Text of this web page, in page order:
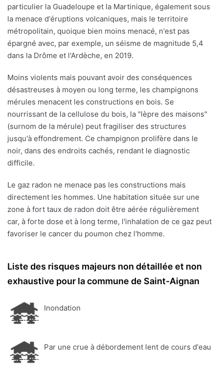
particulier la Guadeloupe et la Martinique, également sous
la menace d'éruptions volcaniques, mais le territoire
métropolitain, quoique bien moins menacé, n'est pas
épargné avec, par exemple, un séisme de magnitude 5,4
dans la Drôme et l'Ardèche, en 2019.
Moins violents mais pouvant avoir des conséquences
désastreuses à moyen ou long terme, les champignons
mérules menacent les constructions en bois. Se
nourrissant de la cellulose du bois, la "lèpre des maisons"
(surnom de la mérule) peut fragiliser des structures
jusqu'à effondrement. Ce champignon prolifère dans le
noir, dans des endroits cachés, rendant le diagnostic
difficile.
Le gaz radon ne menace pas les constructions mais
directement les hommes. Une habitation située sur une
zone à fort taux de radon doit être aérée régulièrement
car, à forte dose et à long terme, l'inhalation de ce gaz peut
favoriser le cancer du poumon chez l'homme.
Liste des risques majeurs non détaillée et non
exhaustive pour la commune de Saint-Aignan
Inondation
Par une crue à débordement lent de cours d'eau